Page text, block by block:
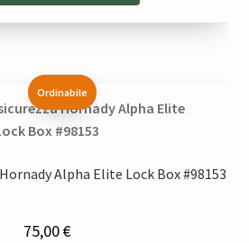
Ordinabile
Alpha Elite Lock Box #98153
75,00€